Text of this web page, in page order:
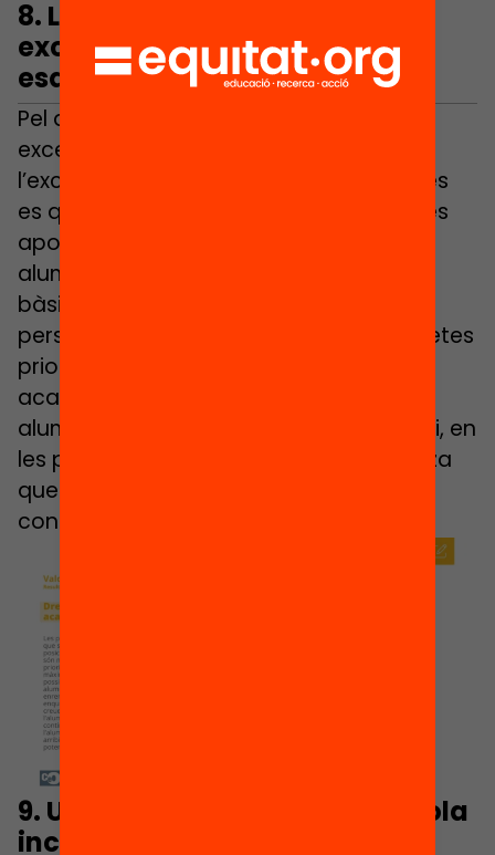
8. Les dretes prioritzen
excel·lència d’alguns. Les
esquerres, equitat
Pel que fa al debat entre equitat i
excel·lència, les dretes prioritzen
l’excel·lència encara que alguns alumnes
es quedin enrere, i en canvi les esquerres
aposten perquè assegurar que tots els
alumnes assoleixen els coneixements
bàsics. Veiem en l’enquesta que les
persones que es consideren més de dretes
prioritzen aconseguir el màxim nivell
acadèmic possible encara que alguns
alumnes puguin quedar enrere. En canvi, en
les persones més d’esquerres es prioritza
que tots els alumnes assoleixin els
continguts bàsics.
9. Una majora a favor de l’escola
inclusiva